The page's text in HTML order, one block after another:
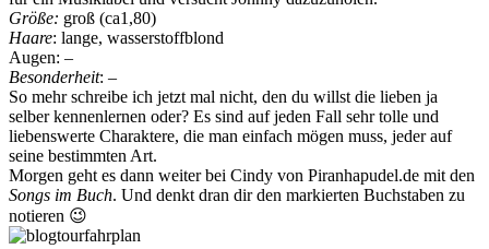
Größe: groß (ca1,80)
Haare: lange, wasserstoffblond
Augen: –
Besonderheit: –
So mehr schreibe ich jetzt mal nicht, den du willst die lieben ja
selber kennenlernen oder? Es sind auf jeden Fall sehr tolle und
liebenswerte Charaktere, die man einfach mögen muss, jeder auf
seine bestimmten Art.
Morgen geht es dann weiter bei Cindy von Piranhapudel.de mit den
Songs im Buch. Und denkt dran dir den markierten Buchstaben zu
notieren 😉